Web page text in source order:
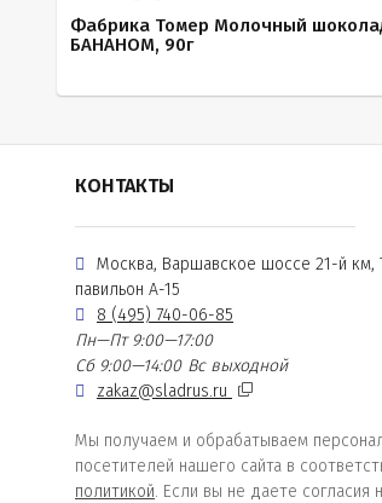
Фабрика Томер Молочный
БАНАНОМ, 90г
КОНТАКТЫ
Москва, Варшавское шоссе 21-й км,
павильон А-15
8 (495) 740-06-85
Пн—Пт 9:00—17:00
Сб 9:00—14:00 Вс выходной
zakaz@sladrus.ru
Мы получаем и обрабатываем
посетителей нашего сайта в
политикой. Если вы не даете согласия